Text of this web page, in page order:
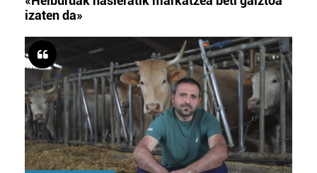
izaten da»